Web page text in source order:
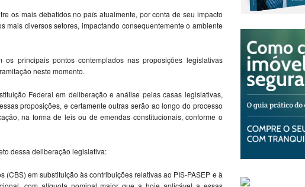
os mais debatidos no país atualmente, por conta de seu impacto
mais diversos setores, impactando consequentemente o ambiente
principais pontos contemplados nas proposições legislativas
neste momento.
Federal em deliberação e análise pelas casas legislativas,
proposições, e certamente outras serão ao longo do processo
na forma de leis ou de emendas constitucionais, conforme o
dessa deliberação legislativa:
em substituição às contribuições relativas ao PIS-PASEP e à